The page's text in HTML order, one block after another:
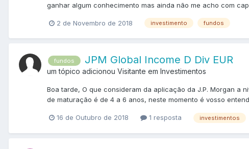
ganhar algum conhecimento mas ainda não me acho com
2 de Novembro de 2018 investimento fundos
fundos JPM Global Income D Div EUR
um tópico adicionou Visitante em Investimentos
Boa tarde, O que consideram da aplicação da J.P. Morgan a
de maturação é de 4 a 6 anos, neste momento é vosso
16 de Outubro de 2018 1 resposta investimentos